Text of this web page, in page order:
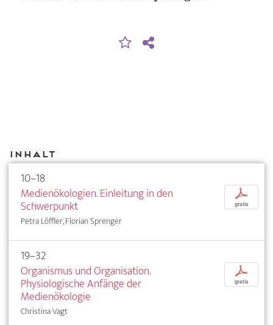
Inhalt
10–18
Medienökologien. Einleitung in den
Schwerpunkt
Petra Löffler, Florian Sprenger
p
gratis
19–32
Organismus und Organisation.
Physiologische Anfänge der
Medienökologie
Christina Vagt
p
gratis